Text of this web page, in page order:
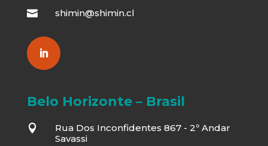
 shimin@shimin.cl
Belo Horizonte – Brasil

Rua Dos Inconfidentes 867 - 2º Andar
Savassi